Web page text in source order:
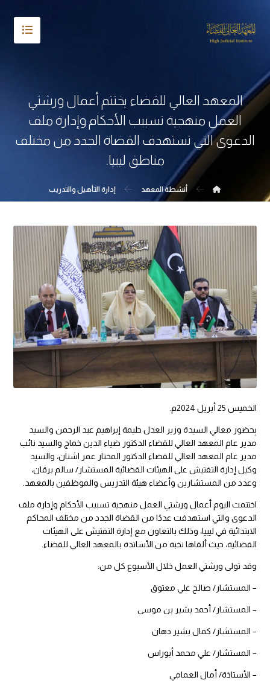
المعهد العالي للقضاء يختتم أعمال ورشتي
العمل منهجية تسبيب الأحكام وإدارة ملف
الدعوى التي تستهدف القضاة الجدد من مختلف
مناطق ليبيا.
أنشطة المعهد إدارة التأهيل والتدريب
الخميس 25 أبريل 2024م.
بِحضور معالي السيدة وزير العدل حليمة إبراهيم عبد الرحمن والسيد
مدير عام المعهد العالي للقضاء الدكتور ضياء الدين خماج والسيد نائب
مدير عام المعهد العالي للقضاء الدكتور المختار عمر اشنان، والسيد
وكيل إدارة التفتيش على الهيئات القضائية المستشار/ سالم برقان،
وعدد من المستشارين وأعضاء هيئة التدريس والموظفين بالمعهد.
اختتمت اليوم أعمال ورشتي العمل منهجية تسبيب الأحكام وإدارة ملف
الدعوى والتي استهدفت عددًا من القضاة الجدد من مختلف المحاكم
الابتدائية في ليبيا، وذلك بالتعاون مع إدارة التفتيش على الهيئات
القضائية، حيث ألقاها نخبة من الأساتذة بالمعهد العالي للقضاء.
وقد تولى ورشتي العمل خلال الأسبوع كل من:
– المستشار/ صالح علي معتوق
– المستشار/ أحمد بشير بن موسى
– المستشار/ كمال بشير دهان
– المستشار/ علي محمد أبوراس
– الأستاذة/ أمال العمامي